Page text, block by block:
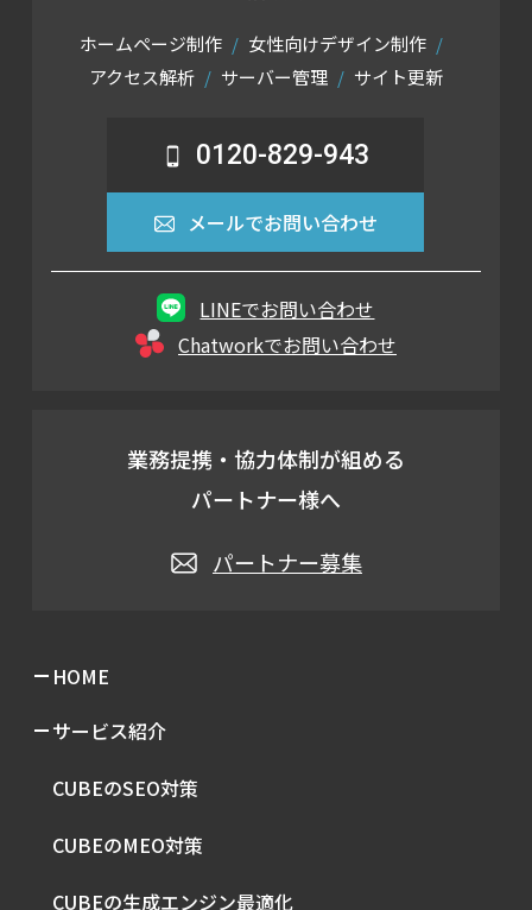
ホームページ制作
女性向けデザイン制作
アクセス解析
サーバー管理 サイト更新
0120-829-943
メールでお問い合わせ
LINEでお問い合わせ
Chatworkでお問い合わせ
業務提携・協力体制が組める
パートナー様へ
パートナー募集
HOME
サービス紹介
CUBEのSEO対策
CUBEのMEO対策
CUBEの生成エンジン最適化